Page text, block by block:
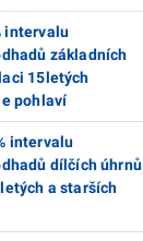
intervalu
základních
15letých
pohlaví
intervalu
dílčích úhrnů
a starších